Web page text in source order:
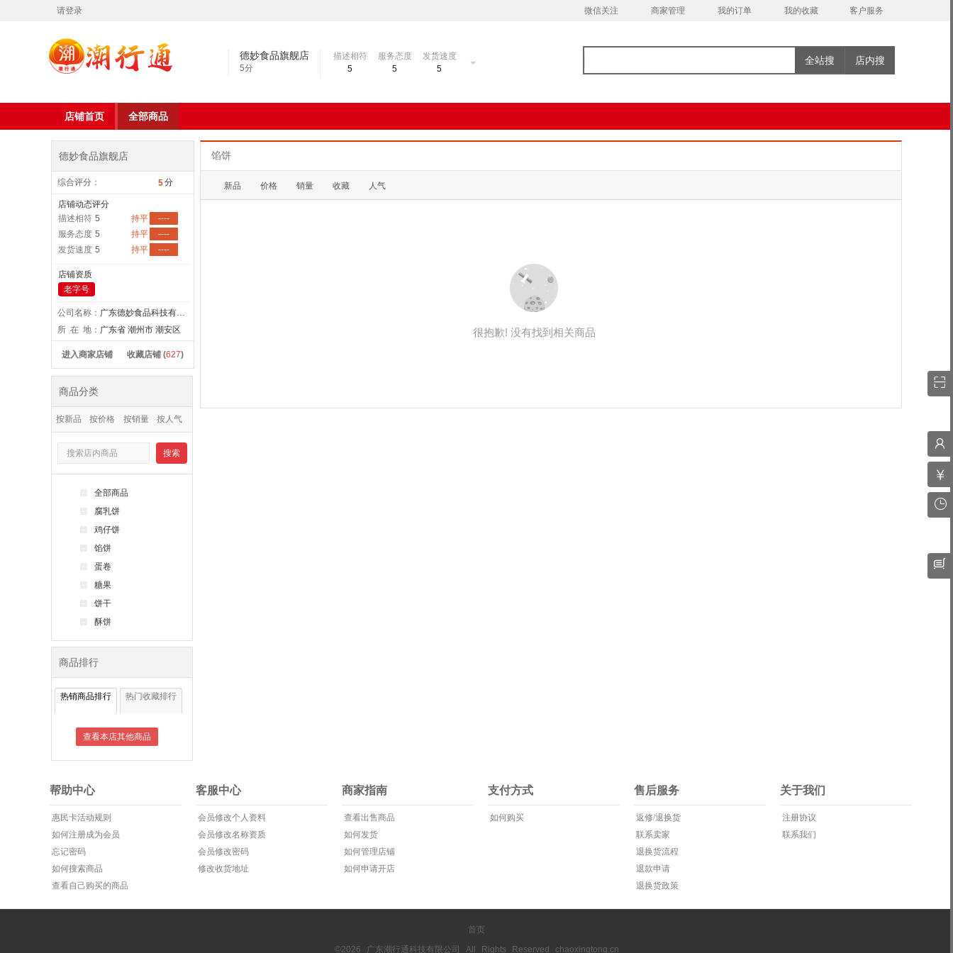
请登录 微信关注 商家管理 我的订单 我的收藏 客户服务
德妙食品旗舰店
5分
描述相符
5
服务态度
5
发货速度
5
全站搜 店内搜
店铺首页 全部商品
馅饼
新品 价格 销量 收藏 人气
很抱歉! 没有找到相关商品
德妙食品旗舰店
综合评分： 5分
店铺动态评分
描述相符 5 持平
----
服务态度 5 持平
----
发货速度 5 持平 ----
店铺资质
老字号
公司名称：
广东德妙食品科技有限公司
所 在 地： 广东省 潮州市 潮安区
进入商家店铺 收藏店铺 (627)
商品分类
按新品 按价格 按销量 按人气
搜索
全部商品
腐乳饼
鸡仔饼
馅饼
蛋卷
糖果
饼干
酥饼
商品排行
热销商品排行 热门收藏排行
查看本店其他商品
帮助中心
惠民卡活动规则
如何注册成为会员
忘记密码
如何搜索商品
查看自己购买的商品
客服中心
会员修改个人资料
会员修改名称资质
会员修改密码
修改收货地址
商家指南
查看出售商品
如何发货
如何管理店铺
如何申请开店
支付方式
如何购买
售后服务
返修/退换货
联系卖家
退换货流程
退款申请
退换货政策
关于我们
注册协议
联系我们
首页
©2026 广东潮行通科技有限公司 All Rights Reserved chaoxingtong.cn